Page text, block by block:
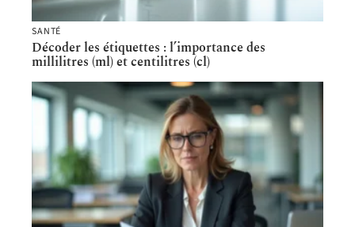
SANTÉ
Décoder les étiquettes : l’importance des
millilitres (ml) et centilitres (cl)